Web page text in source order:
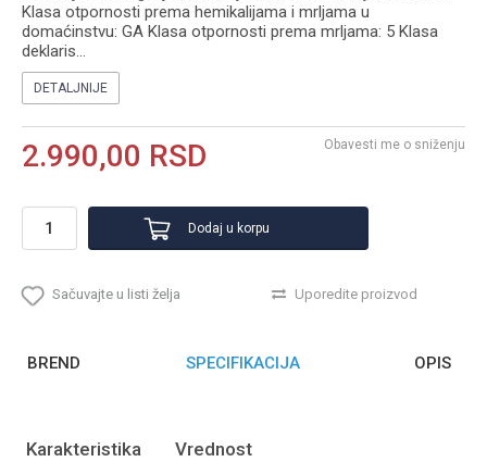
Klasa otpornosti prema hemikalijama i mrljama u
domaćinstvu: GA Klasa otpornosti prema mrljama: 5 Klasa
deklaris...
DETALJNIJE
2.990,00 RSD Obavesti me o sniženju
Dodaj u korpu
Sačuvajte u listi želja Uporedite proizvod
BREND SPECIFIKACIJA OPIS
Karakteristika
Vrednost